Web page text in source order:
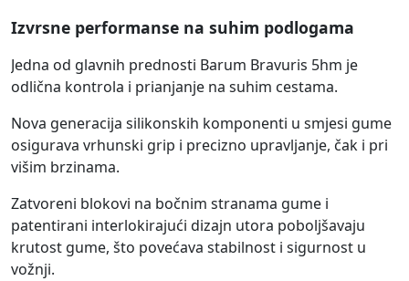
Izvrsne performanse na suhim podlogama
Jedna od glavnih prednosti Barum Bravuris 5hm je
odlična kontrola i prianjanje na suhim cestama.
Nova generacija silikonskih komponenti u smjesi gume
osigurava vrhunski grip i precizno upravljanje, čak i pri
višim brzinama.
Zatvoreni blokovi na bočnim stranama gume i
patentirani interlokirajući dizajn utora poboljšavaju
krutost gume, što povećava stabilnost i sigurnost u
vožnji.